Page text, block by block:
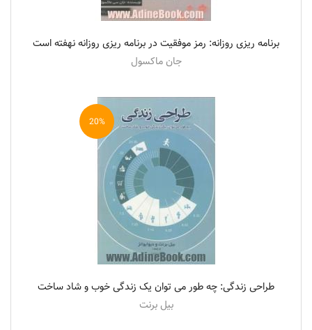
برنامه ریزی روزانه: رمز موفقیت در برنامه ریزی روزانه نهفته است
جان ماکسول
20%
طراحی زندگی: چه طور می توان یک زندگی خوب و شاد ساخت
بیل برنت